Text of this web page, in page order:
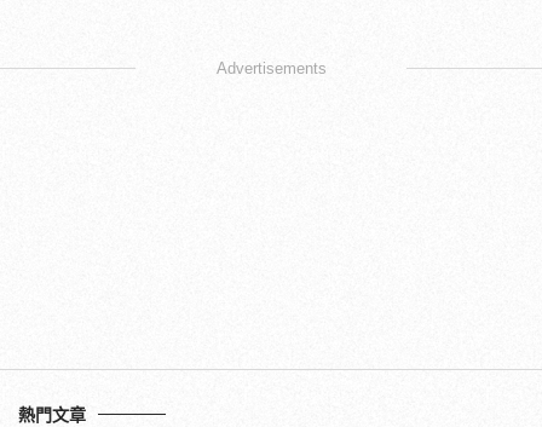
Advertisements
熱門文章